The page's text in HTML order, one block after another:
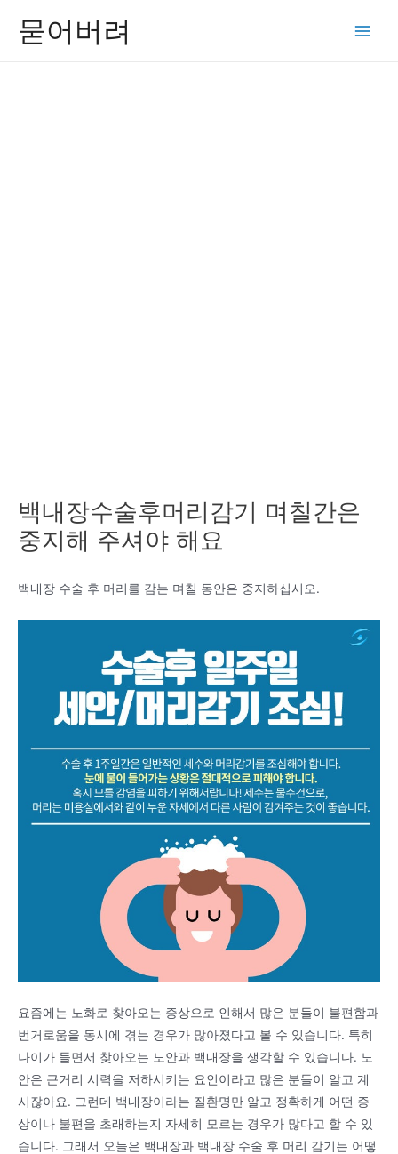
묻어버려
백내장수술후머리감기 며칠간은
중지해 주셔야 해요
백내장 수술 후 머리를 감는 며칠 동안은 중지하십시오.
요즘에는 노화로 찾아오는 증상으로 인해서 많은 분들이 불편함과
번거로움을 동시에 겪는 경우가 많아졌다고 볼 수 있습니다. 특히
나이가 들면서 찾아오는 노안과 백내장을 생각할 수 있습니다. 노
안은 근거리 시력을 저하시키는 요인이라고 많은 분들이 알고 계
시잖아요. 그런데 백내장이라는 질환명만 알고 정확하게 어떤 증
상이나 불편을 초래하는지 자세히 모르는 경우가 많다고 할 수 있
습니다. 그래서 오늘은 백내장과 백내장 수술 후 머리 감기는 어떻